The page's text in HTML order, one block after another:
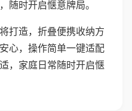
随时开启惬意牌局。
打造，折叠便携收纳方
心，操作简单一键适配
，家庭日常随时开启惬